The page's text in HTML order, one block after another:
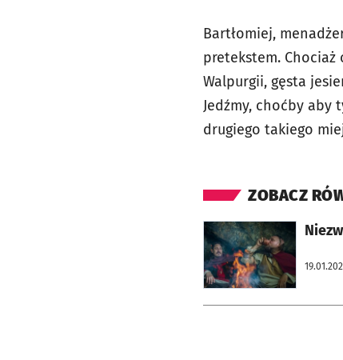
Bartłomiej,
pretekstem. Chociaż
Walpurgii, gęsta
Jedźmy, choćby aby
drugiego takiego
ZOBACZ
otworzy się w nowej karcie